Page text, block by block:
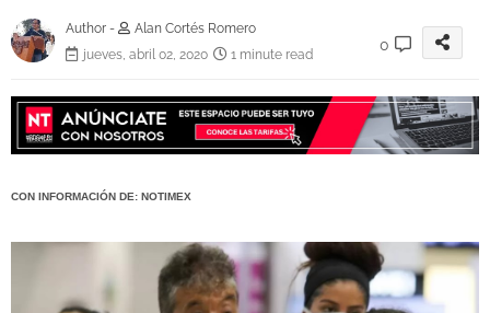
Author -
Alan Cortés Romero
jueves, abril 02, 2020
1 minute read
0
CON INFORMACIÓN DE: NOTIMEX